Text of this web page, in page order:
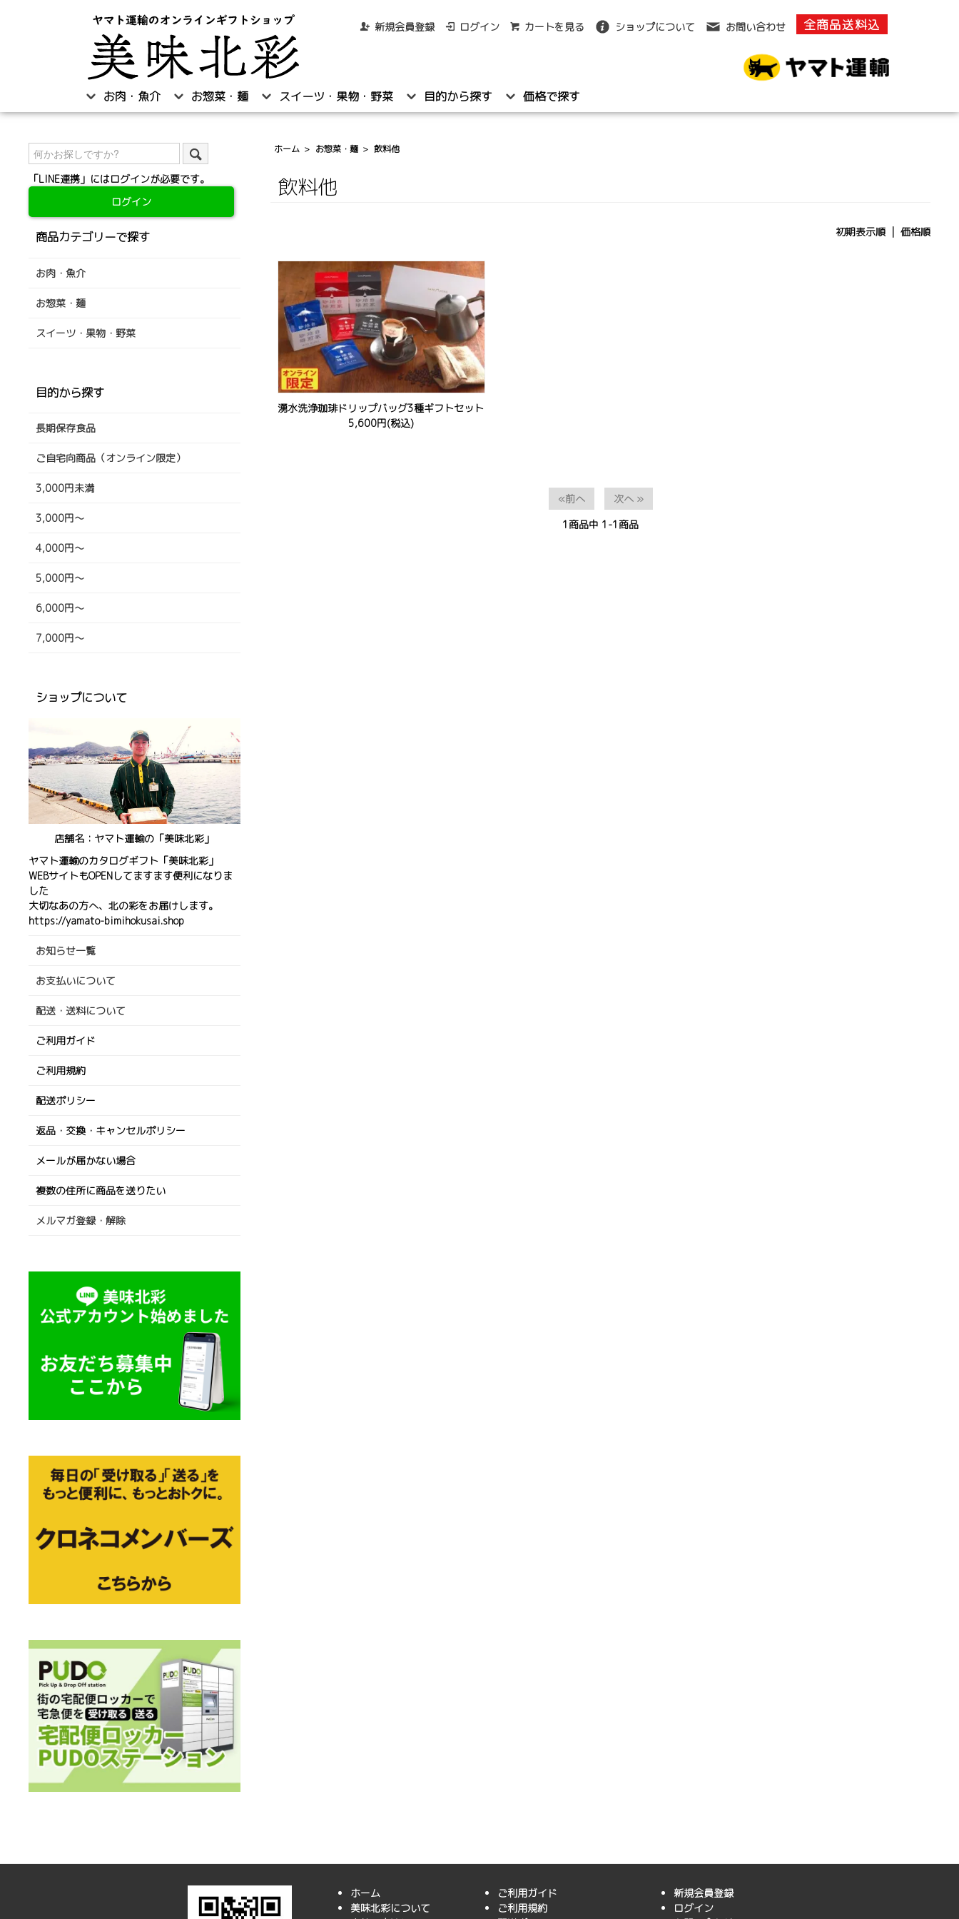
全商品送料込
新規会員登録 ログイン カートを見る ショップについて お問い合わせ
お肉・魚介 お惣菜・麺 スイーツ・果物・野菜 目的から探す 価格で探す
ホーム > お惣菜・麺 > 飲料他
飲料他
初期表示順 |価格順
湧水洗浄珈琲ドリップバッグ3種ギフトセット
5,600円(税込)
«前へ
次へ »
1商品中 1-1商品
「LINE連携」にはログインが必要です。
ログイン
商品カテゴリーで探す
お肉・魚介
お惣菜・麺
スイーツ・果物・野菜
目的から探す
長期保存食品
ご自宅向商品（オンライン限定）
3,000円未満
3,000円～
4,000円～
5,000円～
6,000円～
7,000円～
ショップについて
店舗名：ヤマト運輸の「美味北彩 」
ヤマト運輸のカタログギフト「美味北彩」
WEBサイトもOPENしてますます便利になりま
した
大切なあの方へ、北の彩をお届けします。
https://yamato-bimihokusai.shop
お知らせ一覧
お支払いについて
配送・送料について
ご利用ガイド
ご利用規約
配送ポリシー
返品・交換・キャンセルポリシー
メールが届かない場合
複数の住所に商品を送りたい
メルマガ登録・解除
ホーム
美味北彩について
ご利用ガイド
ご利用規約
新規会員登録
ログイン